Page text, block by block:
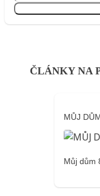
ČLÁNKY NA
MŮJ
Můj dům